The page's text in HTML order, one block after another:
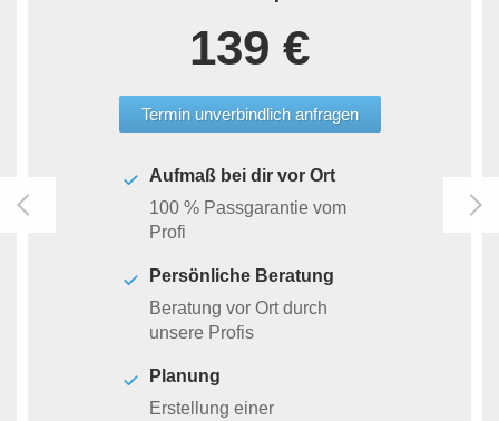
139 €
Termin unverbindlich anfragen
Aufmaß bei dir vor Ort
100 % Passgarantie vom
Profi
Persönliche Beratung
Beratung vor Ort durch
unsere Profis
Planung
Erstellung einer